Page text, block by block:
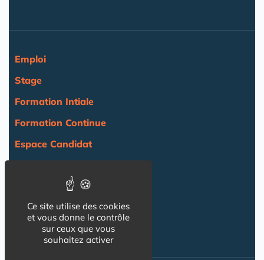
Emploi
Stage
Formation Intiale
Formation Continue
Espace Candidat
Agenda
NOS AUTRES SITES :
Ce site utilise des cookies
et vous donne le contrôle
sur ceux que vous
souhaitez activer